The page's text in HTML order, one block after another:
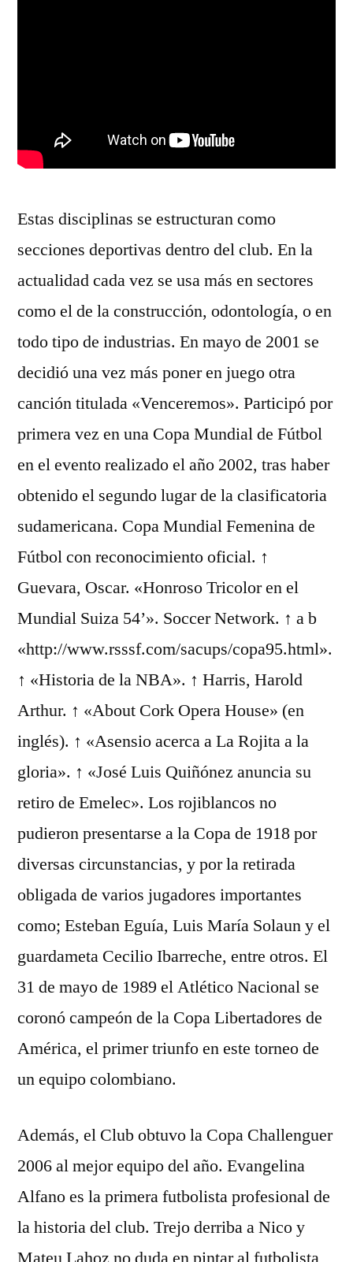
Estas disciplinas se estructuran como
secciones deportivas dentro del club. En la
actualidad cada vez se usa más en sectores
como el de la construcción, odontología, o en
todo tipo de industrias. En mayo de 2001 se
decidió una vez más poner en juego otra
canción titulada «Venceremos». Participó por
primera vez en una Copa Mundial de Fútbol
en el evento realizado el año 2002, tras haber
obtenido el segundo lugar de la clasificatoria
sudamericana. Copa Mundial Femenina de
Fútbol con reconocimiento oficial. ↑
Guevara, Oscar. «Honroso Tricolor en el
Mundial Suiza 54’». Soccer Network. ↑ a b
«http://www.rsssf.com/sacups/copa95.html».
↑ «Historia de la NBA». ↑ Harris, Harold
Arthur. ↑ «About Cork Opera House» (en
inglés). ↑ «Asensio acerca a La Rojita a la
gloria». ↑ «José Luis Quiñónez anuncia su
retiro de Emelec». Los rojiblancos no
pudieron presentarse a la Copa de 1918 por
diversas circunstancias, y por la retirada
obligada de varios jugadores importantes
como; Esteban Eguía, Luis María Solaun y el
guardameta Cecilio Ibarreche, entre otros. El
31 de mayo de 1989 el Atlético Nacional se
coronó campeón de la Copa Libertadores de
América, el primer triunfo en este torneo de
un equipo colombiano.
Además, el Club obtuvo la Copa Challenguer
2006 al mejor equipo del año. Evangelina
Alfano es la primera futbolista profesional de
la historia del club. Trejo derriba a Nico y